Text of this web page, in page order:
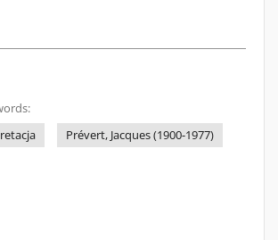
Prévert, Jacques (1900-1977)